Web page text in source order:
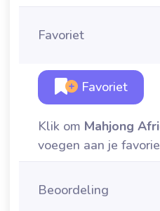
Favoriet
Favoriet
Klik om Mahjong
voegen aan je
Beoordeling